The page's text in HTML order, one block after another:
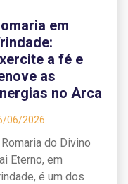
em
a fé e
as
no Arca
06/2026
do Divino
Eterno, em
é um dos